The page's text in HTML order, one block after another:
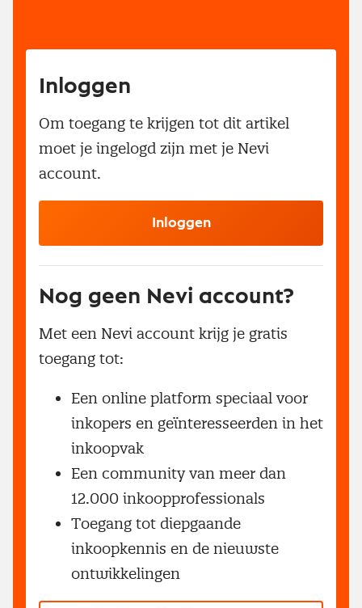
Inloggen
Om toegang te krijgen tot dit artikel
moet je ingelogd zijn met je Nevi
account.
Inloggen
Nog geen Nevi account?
Met een Nevi account krijg je gratis
toegang tot:
Een online platform speciaal voor
inkopers en geïnteresseerden in het
inkoopvak
Een community van meer dan
12.000 inkoopprofessionals
Toegang tot diepgaande
inkoopkennis en de nieuwste
ontwikkelingen